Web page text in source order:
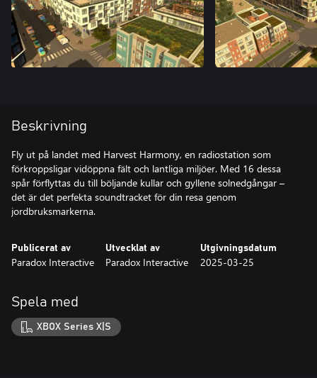
Beskrivning
Fly ut på landet med Harvest Harmony, en radiostation som
förkroppsligar vidöppna fält och lantliga miljöer. Med 16 dessa
spår förflyttas du till böljande kullar och gyllene solnedgångar –
det är det perfekta soundtracket för din resa genom
jordbruksmarkerna.
Publicerat av
Paradox Interactive
Utvecklat av
Paradox Interactive
Utgivningsdatum
2025-03-25
Spela med
XBOX Series X|S